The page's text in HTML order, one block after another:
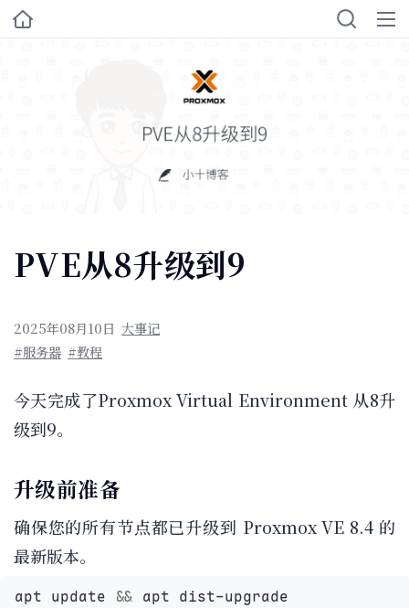
PVE从8升级到9
2025年08月10日 大事记
#服务器 #教程
今天完成了Proxmox Virtual Environment 从8升
级到9。
升级前准备
确保您的所有节点都已升级到 Proxmox VE 8.4 的
最新版本。
apt update &&